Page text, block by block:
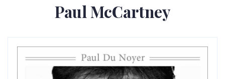
Paul McCartney